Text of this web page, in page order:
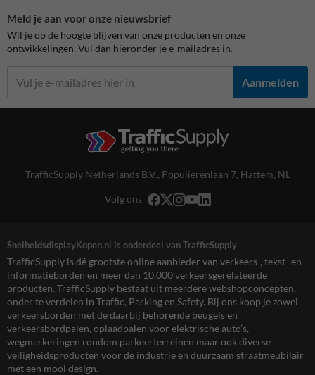
Meld je aan voor onze nieuwsbrief
Wil je op de hoogte blijven van onze producten en onze
ontwikkelingen. Vul dan hieronder je e-mailadres in.
Aanmelden
TrafficSupply Netherlands B.V., Populierenlaan 7, Hattem, NL
Volg ons
SnelheidsdisplayKopen.nl is onderdeel van TrafficSupply
TrafficSupply is dé grootste online aanbieder van verkeers-, tekst- en
informatieborden en meer dan 10.000 verkeersgerelateerde
producten. TrafficSupply bestaat uit meerdere webshopconcepten,
onder te verdelen in Traffic, Parking en Safety. Bij ons koop je zowel
verkeersborden met de daarbij behorende beugels en
verkeersbordpalen, oplaadpalen voor elektrische auto’s,
wegmarkeringen rondom parkeerterreinen maar ook diverse
veiligheidsproducten voor de industrie en duurzaam straatmeubilair
met een mooi design.